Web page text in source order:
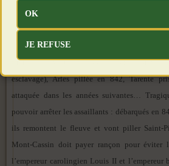
L’affrontement entre l’Europe et l’Islam ne
les Aghlabides, qui ont commencé à partir de
lancent des expéditions de pillage sur les
Marseille dévastée en 838 et 848 (de
esclavage), Arles pillée en 842, Tarente
attaquée dans les années suivantes…
pouvoir arrêter les assaillants : débarqués en
ils remontent le fleuve et vont piller Saint-
Mont-Cassin doit payer rançon pour
l’empereur carolingien Louis II et
OK
JE REFUSE